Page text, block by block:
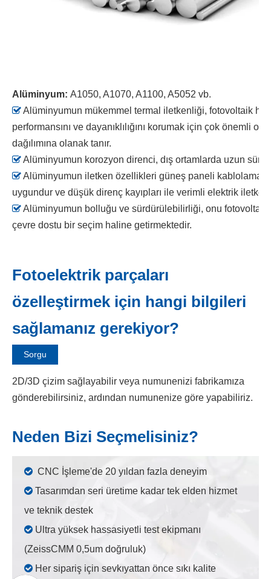
Alüminyum: A1050, A1070, A1100, A5052 vb.
Alüminyumun mükemmel termal iletkenliği, fotovoltaik
performansını ve dayanıklılığını korumak için çok önemli
dağılımına olanak tanır.
Alüminyumun korozyon direnci, dış ortamlarda uzun süreli
Alüminyumun iletken özellikleri güneş paneli
uygundur ve düşük direnç kayıpları ile verimli elektrik
Alüminyumun bolluğu ve sürdürülebilirliği, onu fotovoltaik
çevre dostu bir seçim haline getirmektedir.
Fotoelektrik parçaları
özelleştirmek için hangi bilgileri
sağlamanız gerekiyor?
Sorgu
2D/3D çizim sağlayabilir veya numunenizi fabrikamıza
gönderebilirsiniz, ardından numunenize göre yapabiliriz.
Neden Bizi Seçmelisiniz?
 CNC İşleme'de 20 yıldan fazla deneyim
 Tasarımdan seri üretime kadar tek elden hizmet
ve teknik destek
 Ultra yüksek hassasiyetli test ekipmanı
(ZeissCMM 0,5um doğruluk)
 Her sipariş için sevkıyattan önce sıkı kalite